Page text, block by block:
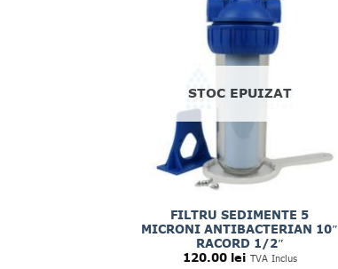
STOC EPUIZAT
FILTRU SEDIMENTE 5
MICRONI ANTIBACTERIAN 10″
RACORD 1/2″
120.00 lei TVA Inclus